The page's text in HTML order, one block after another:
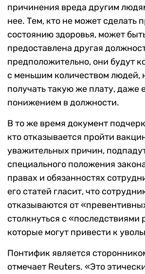
причинения вреда другим
нее. Тем, кто не может сделать
состоянию здоровья, может
предоставлена другая
предположительно, они будут
с меньшим количеством людей,
получать такую же плату, даже
понижением в должности.
В то же время документ
кто отказывается пройти
уважительных причин,
специального положения
правах и обязанностях
его статей гласит, что
отказываются от
столкнуться с «последствиями
которые могут привести к
Понтифик является
отмечает Reuters. «Это